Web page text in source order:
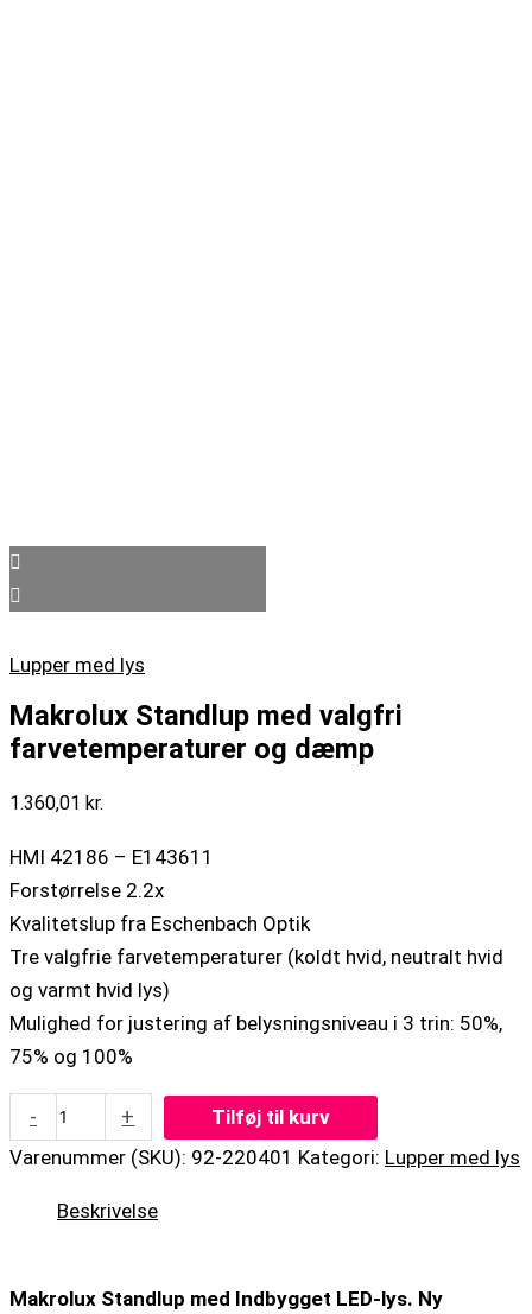
Lupper med lys
Makrolux Standlup med valgfri
farvetemperaturer og dæmp
1.360,01 kr.
HMI 42186 – E143611
Forstørrelse 2.2x
Kvalitetslup fra Eschenbach Optik
Tre valgfrie farvetemperaturer (koldt hvid, neutralt hvid
og varmt hvid lys)
Mulighed for justering af belysningsniveau i 3 trin: 50%,
75% og 100%
- +
Tilføj til kurv
Varenummer (SKU): 92-220401 Kategori: Lupper med lys
Beskrivelse
Makrolux Standlup med Indbygget LED-lys. Ny